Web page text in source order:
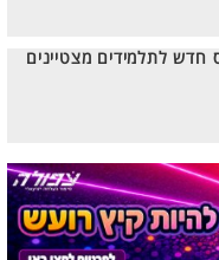
חדש לתלמידים מצטיינים